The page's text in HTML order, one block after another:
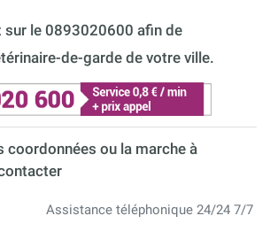
sur le 0893020600 afin de
de-garde de votre ville.
coordonnées ou la marche à
Assistance téléphonique 24/24 7/7